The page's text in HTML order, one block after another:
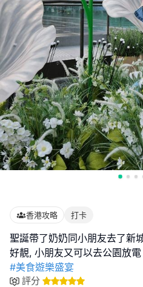
香港攻略 打卡
聖誕帶了奶奶同小朋友去了新
#美食遊樂盛宴
評分